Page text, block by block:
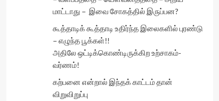
மாட்டாது – இவை சோகத்தில் இருப்பன?
கூத்தாடிக் கூத்தாடி உதிர்ந்த இலைகளில் புரண்டு
– எழுந்த பூக்கள்!!
அதிலே ஒட்டிக்கொண்டிருக்கிற உற்சாகம்-
வர்ணம்!
கற்பனை என்றால் இந்தக் காட்டம் தான்
விறுவிறுப்பு